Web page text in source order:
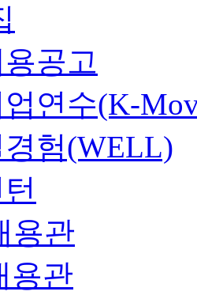
공고
연수(K-
험(WELL)
용관
용관